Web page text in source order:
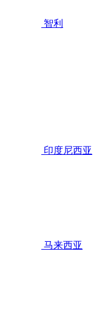
智利
印度尼西亚
马来西亚